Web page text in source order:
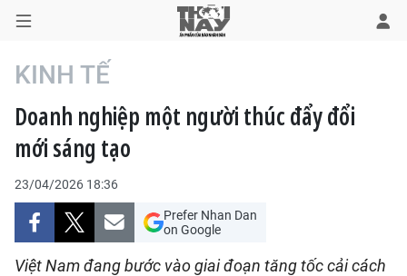
TRANG CHỦ
CHÍNH TRỊ
XÃ HỘI
KINH TẾ
Doanh nghiệp một người thúc đẩy đổi
mới sáng tạo
23/04/2026 18:36
Prefer Nhan Dan
on Google
Việt Nam đang bước vào giai đoạn tăng tốc cải cách